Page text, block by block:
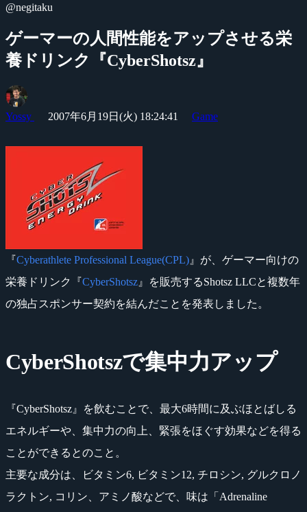
@negitaku
ゲーマーの人間性能をアップさせる栄
養ドリンク『CyberShotsz』
Yossy 2007年6月19日(火) 18:24:41 Game
『Cyberathlete Professional League(CPL) 』が、ゲーマー向けの
栄養ドリンク『CyberShotsz 』を販売するShotsz LLCと複数年
の独占スポンサー契約を結んだことを発表しました。
CyberShotszで集中力アップ
『CyberShotsz』を飲むことで、最大6時間に及ぶほとばしる
エネルギーや、集中力の向上、緊張をほぐす効果などを得る
ことができるとのこと。
主要な成分は、ビタミン6, ビタミン12, チロシン, グルクロノ
ラクトン, コリン、アミノ酸などで、味は「Adrenaline